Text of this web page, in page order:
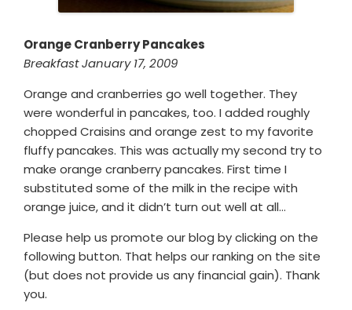
Orange Cranberry Pancakes
Breakfast January 17, 2009
Orange and cranberries go well together. They
were wonderful in pancakes, too. I added roughly
chopped Craisins and orange zest to my favorite
fluffy pancakes. This was actually my second try to
make orange cranberry pancakes. First time I
substituted some of the milk in the recipe with
orange juice, and it didn’t turn out well at all…
Please help us promote our blog by clicking on the
following button. That helps our ranking on the site
(but does not provide us any financial gain). Thank
you.